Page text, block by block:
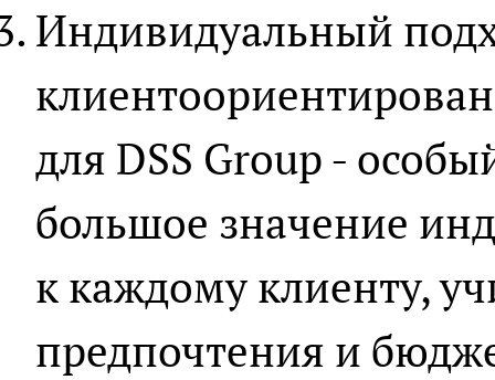
Индивидуальный
для DSS Group -
большое значение
к каждому клиенту,
предпочтения и